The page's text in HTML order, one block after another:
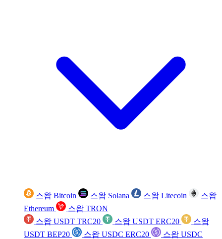
스왑 Bitcoin 스왑 Solana 스왑 Litecoin
스왑
Ethereum
스왑 TRON
스왑 USDT TRC20
스왑 USDT ERC20
스왑
USDT BEP20
스왑 USDC ERC20
스왑 USDC